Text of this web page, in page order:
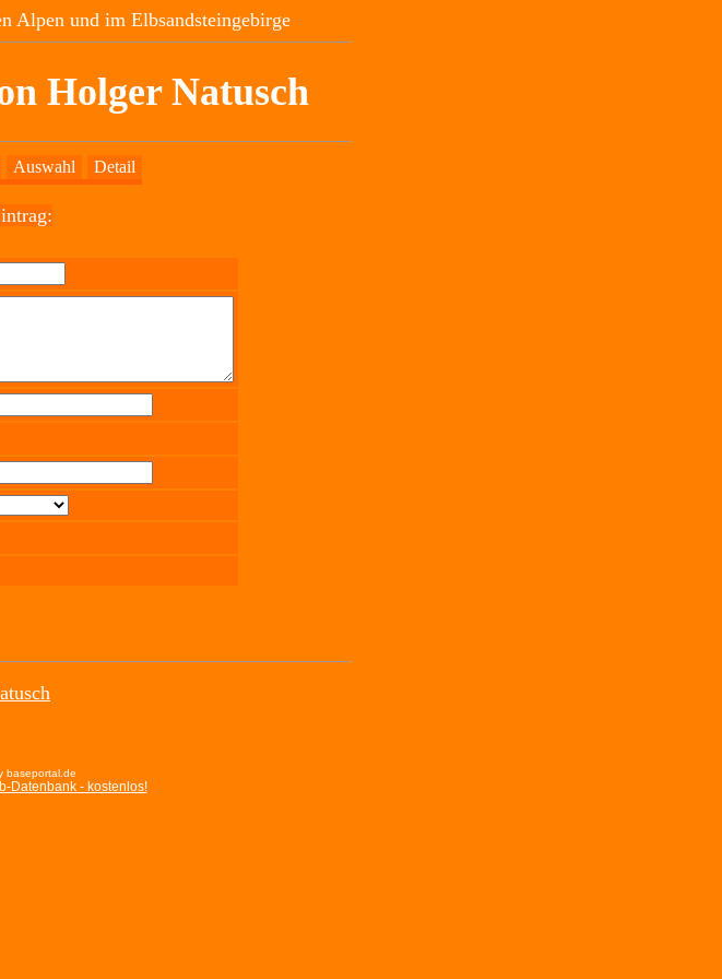
Alpen und im Elbsandsteingebirge
Holger Natusch
Auswahl Detail
baseportal.de
Datenbank - kostenlos!